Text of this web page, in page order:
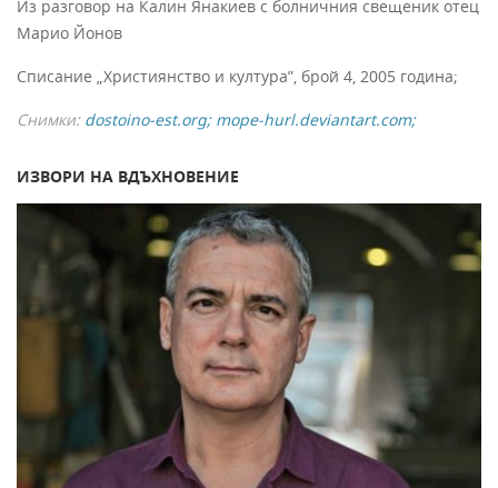
Из разговор на Калин Янакиев с болничния свещеник отец
Марио Йонов
Списание „Християнство и култура”, брой 4, 2005 година;
Снимки: dostoino-est.org; mope-hurl.deviantart.com;
ИЗВОРИ НА ВДЪХНОВЕНИЕ